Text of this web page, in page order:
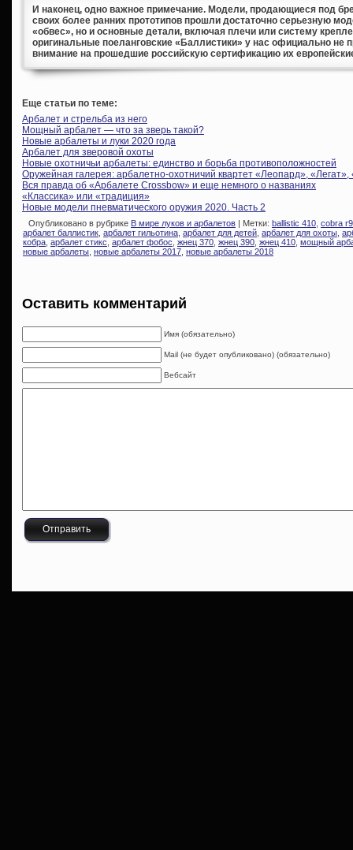
И наконец, одно важное примечание. Модели, продающиеся под
своих более ранних прототипов прошли достаточно серьезную
«обвес», но и основные детали, включая плечи или систему
оригинальные поеланговские «Баллистики» у нас официально не
внимание на прошедшие российскую сертификацию их
Еще статьи по теме:
Арбалет и стрельба из него
Мощный арбалет — что за зверь такой?
Новые арбалеты и луки 2020 года
Арбалет для зверовой охоты
Новые охотничьи арбалеты: единство и борьба противоположностей
Оружейная галерея: арбалетно-охотничий квартет «Леопард»,
Вся правда об «Арбалете Crossbow» и еще немного о названиях
«Классика» или «традиция»
Новые модели пневматического оружия 2020. Часть 2
Опубликовано в рубрике В мире луков и арбалетов | Метки: ballistic 410 cobra r9
арбалет баллистик арбалет гильотина арбалет для детей арбалет для охоты
кобра арбалет стикс арбалет фобос жнец 370 жнец 390 жнец 410 мощный
новые арбалеты новые арбалеты 2017 новые арбалеты 2018
Оставить комментарий
Имя (обязательно)
Mail (не будет опубликовано) (обязательно)
Вебсайт